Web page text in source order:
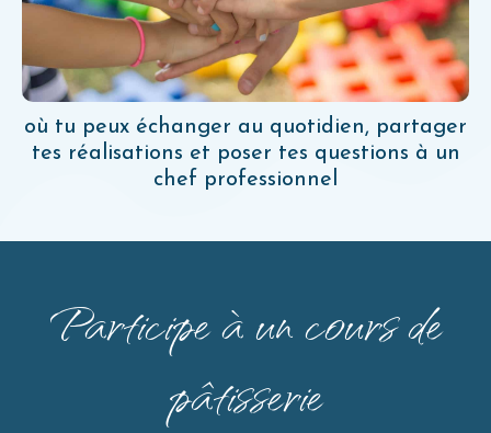
où tu peux échanger au quotidien, partager
tes réalisations et poser tes questions à un
chef professionnel
Participe à un cours de
pâtisserie